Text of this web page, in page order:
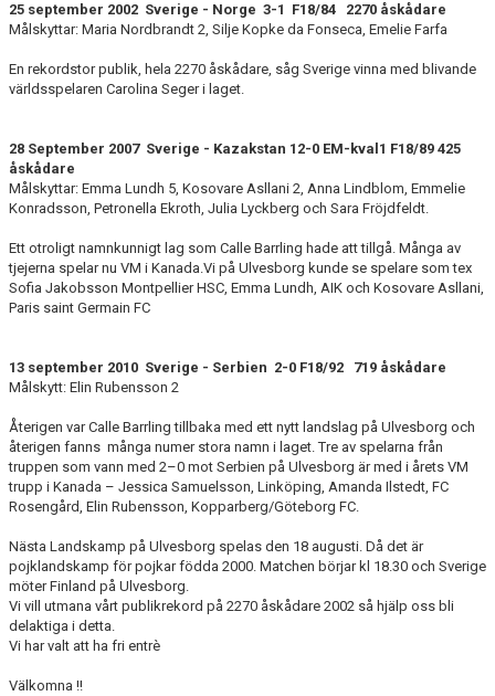
25 september 2002 Sverige - Norge 3-1 F18/84 2270 åskådare
Målskyttar: Maria Nordbrandt 2, Silje Kopke da Fonseca, Emelie Farfa
En rekordstor publik, hela 2270 åskådare, såg Sverige vinna med blivande
världsspelaren Carolina Seger i laget.
28 September 2007 Sverige - Kazakstan 12-0 EM-kval1 F18/89 425
åskådare
Målskyttar: Emma Lundh 5, Kosovare Asllani 2, Anna Lindblom, Emmelie
Konradsson, Petronella Ekroth, Julia Lyckberg och Sara Fröjdfeldt.
Ett otroligt namnkunnigt lag som Calle Barrling hade att tillgå. Många av
tjejerna spelar nu VM i Kanada.Vi på Ulvesborg kunde se spelare som tex
Sofia Jakobsson Montpellier HSC, Emma Lundh, AIK och Kosovare Asllani,
Paris saint Germain FC
13 september 2010 Sverige - Serbien 2-0 F18/92 719 åskådare
Målskytt: Elin Rubensson 2
Återigen var Calle Barrling tillbaka med ett nytt landslag på Ulvesborg och
återigen fanns många numer stora namn i laget. Tre av spelarna från
truppen som vann med 2–0 mot Serbien på Ulvesborg är med i årets VM
trupp i Kanada – Jessica Samuelsson, Linköping, Amanda Ilstedt, FC
Rosengård, Elin Rubensson, Kopparberg/Göteborg FC.
Nästa Landskamp på Ulvesborg spelas den 18 augusti. Då det är
pojklandskamp för pojkar födda 2000. Matchen börjar kl 18.30 och Sverige
möter Finland på Ulvesborg.
Vi vill utmana vårt publikrekord på 2270 åskådare 2002 så hjälp oss bli
delaktiga i detta.
Vi har valt att ha fri entrè
Välkomna !!